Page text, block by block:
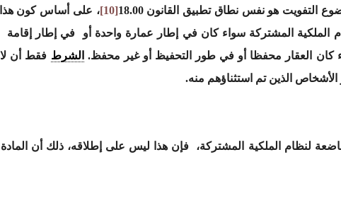
التفويت هو نفس نطاق تطبيق القانون 18.00 [10]
، على أساس كون هذا
الملكية المشتركة سواء كان في إطار عمارة واحدة أو في إطار
كان العقار محفظا أو في طور التحفيظ أو غير محفظ. الشرط فقط أن
الذين تم استثناؤهم منه.